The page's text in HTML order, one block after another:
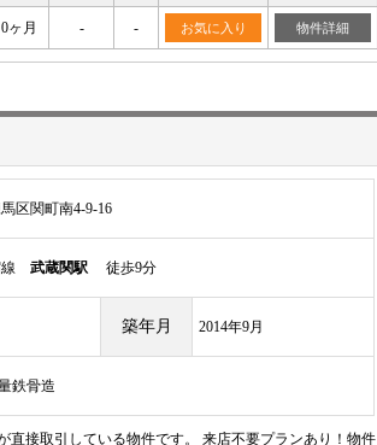
0ヶ月 - - お気に入り 物件詳細
区関町南4-9-16
線 武蔵関駅 徒歩9分
築年月 2014年9月
鉄骨造
取引している物件です。 来店不要プランあり！物件